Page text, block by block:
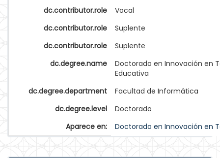
dc.contributor.role
Vocal
dc.contributor.role
Suplente
dc.contributor.role
Suplente
dc.degree.name
Doctorado en Innovación en
Educativa
dc.degree.department
Facultad de Informática
dc.degree.level
Doctorado
Aparece en:
Doctorado en Innovación en